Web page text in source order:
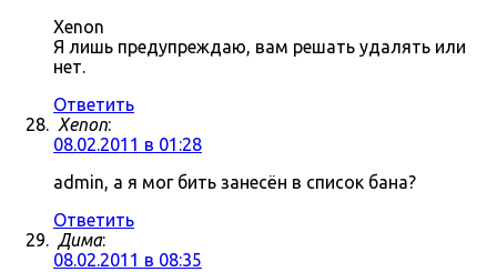
Xenon
Я лишь предупреждаю, вам решать удалять или
нет.
Ответить
Xenon:
08.02.2011 в 01:28
admin, а я мог бить занесён в список бана?
Ответить
Дима:
08.02.2011 в 08:35